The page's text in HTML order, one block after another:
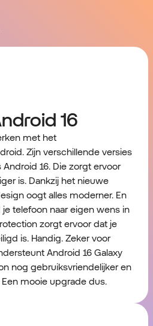
16
met het
Zijn verschillende versies
Android 16. Die zorgt ervoor
is. Dankzij het nieuwe
oogt alles moderner. En
telefoon naar eigen wens in
zorgt ervoor dat je
is. Handig. Zeker voor
Android 16 Galaxy
nog gebruiksvriendelijker en
mooie upgrade dus.